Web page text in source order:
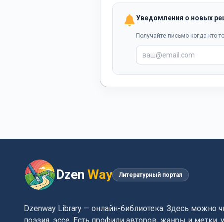
Уведомления о новых
Получайте письмо когда кто-
Dzen Way Литературный портал
Dzenway Library — онлайн-библиотека. Здесь можно